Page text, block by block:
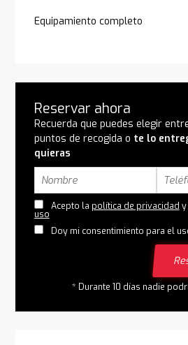
Equipamiento completo
Reservar ahora
Recuerda que puedes elegir
puntos de recogida o te lo
quieras
Acepto la política de privacidad y
uso
Doy mi consentimiento para el
* Durante 10 días nadie